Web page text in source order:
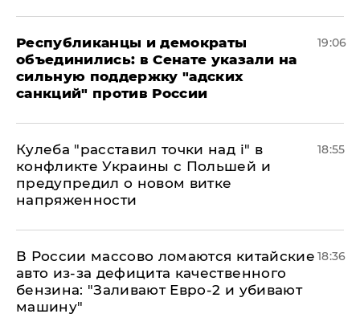
Республиканцы и демократы
объединились: в Сенате указали на
сильную поддержку "адских
санкций" против России
19:06
Кулеба "расставил точки над і" в
конфликте Украины с Польшей и
предупредил о новом витке
напряженности
18:55
В России массово ломаются китайские
авто из-за дефицита качественного
бензина: "Заливают Евро-2 и убивают
машину"
18:36